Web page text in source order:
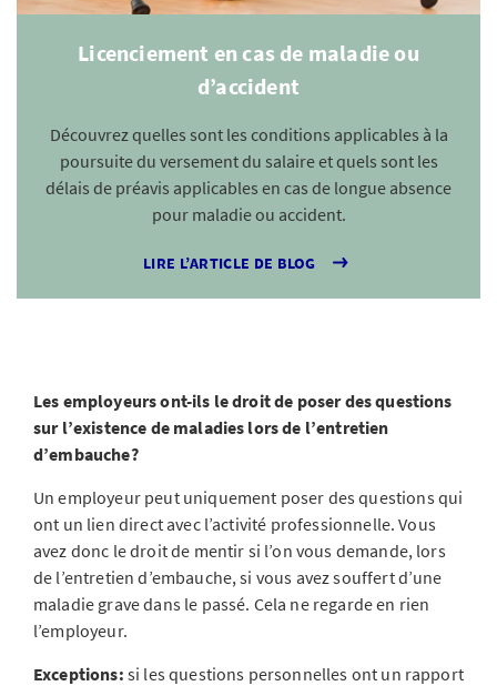
Licenciement en cas de maladie ou
d’accident
Découvrez quelles sont les conditions applicables à la
poursuite du versement du salaire et quels sont les
délais de préavis applicables en cas de longue absence
pour maladie ou accident.
LIRE L’ARTICLE DE BLOG
Les employeurs ont-ils le droit de poser des questions
sur l’existence de maladies lors de l’entretien
d’embauche?
Un employeur peut uniquement poser des questions qui
ont un lien direct avec l’activité professionnelle. Vous
avez donc le droit de mentir si l’on vous demande, lors
de l’entretien d’embauche, si vous avez souffert d’une
maladie grave dans le passé. Cela ne regarde en rien
l’employeur.
Exceptions: si les questions personnelles ont un rapport